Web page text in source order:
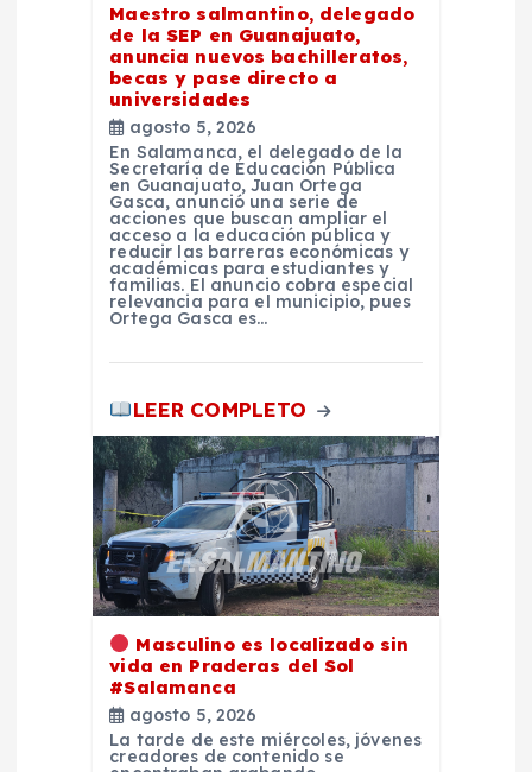
Maestro salmantino, delegado
de la SEP en Guanajuato,
anuncia nuevos bachilleratos,
becas y pase directo a
universidades
agosto 5, 2026
En Salamanca, el delegado de la
Secretaría de Educación Pública
en Guanajuato, Juan Ortega
Gasca, anunció una serie de
acciones que buscan ampliar el
acceso a la educación pública y
reducir las barreras económicas y
académicas para estudiantes y
familias. El anuncio cobra especial
relevancia para el municipio, pues
Ortega Gasca es…
LEER COMPLETO
Masculino es localizado sin
vida en Praderas del Sol
#Salamanca
agosto 5, 2026
La tarde de este miércoles, jóvenes
creadores de contenido se